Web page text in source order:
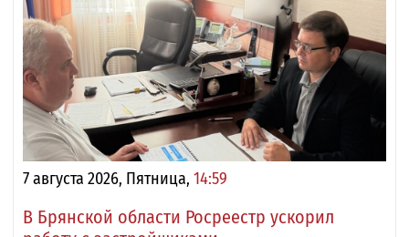
7 августа 2026, Пятница, 14:59
В Брянской области Росреестр ускорил